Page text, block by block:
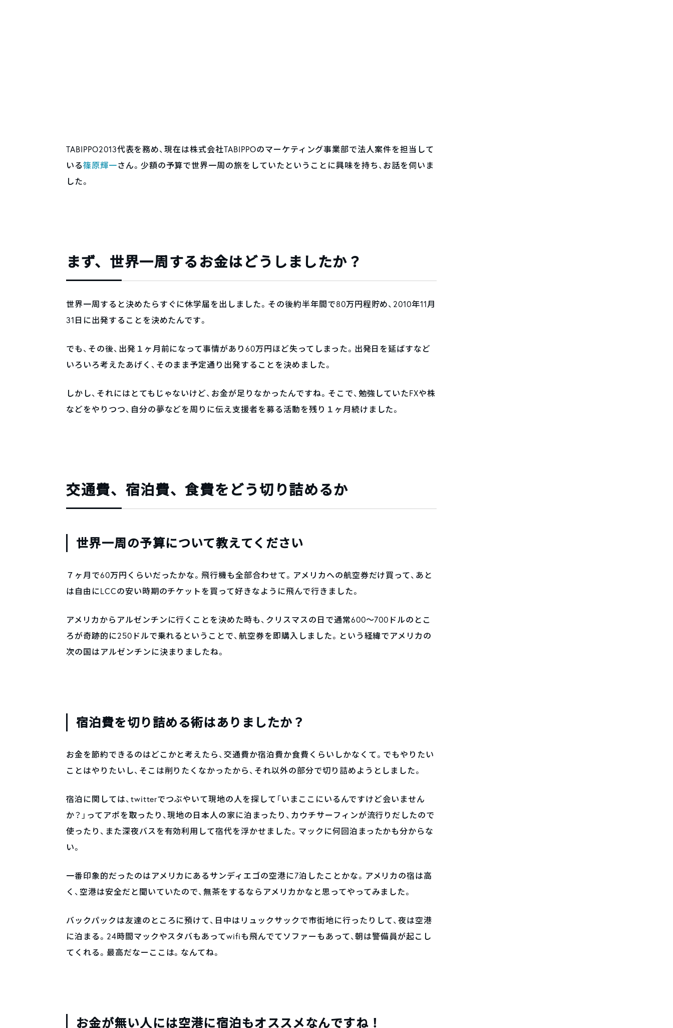
TABIPPO2013代表を務め、現在は株式会社TABIPPOのマーケティング事業部で法人案件を担当して
いる篠原輝一さん。少額の予算で世界一周の旅をしていたということに興味を持ち、お話を伺いま
した。
まず、世界一周するお金はどうしましたか？
世界一周すると決めたらすぐに休学届を出しました。その後約半年間で80万円程貯め、2010年11月
31日に出発することを決めたんです。
でも、その後、出発１ヶ月前になって事情があり60万円ほど失ってしまった。出発日を延ばすなど
いろいろ考えたあげく、そのまま予定通り出発することを決めました。
しかし、それにはとてもじゃないけど、お金が足りなかったんですね。そこで、勉強していたFXや株
などをやりつつ、自分の夢などを周りに伝え支援者を募る活動を残り１ヶ月続けました。
交通費、宿泊費、食費をどう切り詰めるか
世界一周の予算について教えてください
７ヶ月で60万円くらいだったかな。飛行機も全部合わせて。アメリカへの航空券だけ買って、あと
は自由にLCCの安い時期のチケットを買って好きなように飛んで行きました。
アメリカからアルゼンチンに行くことを決めた時も、クリスマスの日で通常600～700ドルのとこ
ろが奇跡的に250ドルで乗れるということで、航空券を即購入しました。という経緯でアメリカの
次の国はアルゼンチンに決まりましたね。
宿泊費を切り詰める術はありましたか？
お金を節約できるのはどこかと考えたら、交通費か宿泊費か食費くらいしかなくて。でもやりたい
ことはやりたいし、そこは削りたくなかったから、それ以外の部分で切り詰めようとしました。
宿泊に関しては、twitterでつぶやいて現地の人を探して「いまここにいるんですけど会いません
か？」ってアポを取ったり、現地の日本人の家に泊まったり、カウチサーフィンが流行りだしたので
使ったり、また深夜バスを有効利用して宿代を浮かせました。マックに何回泊まったかも分からな
い。
一番印象的だったのはアメリカにあるサンディエゴの空港に7泊したことかな。アメリカの宿は高
く、空港は安全だと聞いていたので、無茶をするならアメリカかなと思ってやってみました。
バックパックは友達のところに預けて、日中はリュックサックで市街地に行ったりして、夜は空港
に泊まる。24時間マックやスタバもあってwifiも飛んでてソファーもあって、朝は警備員が起こし
てくれる。最高だなーここは。なんてね。
お金が無い人には空港に宿泊もオススメなんですね！